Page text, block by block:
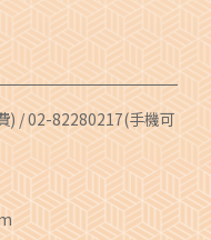
) /02-82280217(手機可